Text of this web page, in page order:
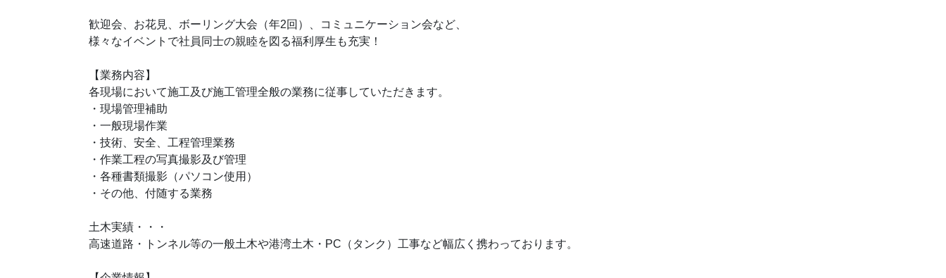
歓迎会、お花見、ボーリング大会（年2回）、コミュニケーション会など、
様々なイベントで社員同士の親睦を図る福利厚生も充実！
【業務内容】
各現場において施工及び施工管理全般の業務に従事していただきます。
・現場管理補助
・一般現場作業
・技術、安全、工程管理業務
・作業工程の写真撮影及び管理
・各種書類撮影（パソコン使用）
・その他、付随する業務
土木実績・・・
高速道路・トンネル等の一般土木や港湾土木・PC（タンク）工事など幅広く携わっております。